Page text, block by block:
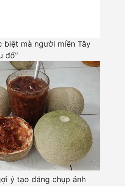
biệt mà người miền Tây
đổ”
ý tạo dáng chụp ảnh